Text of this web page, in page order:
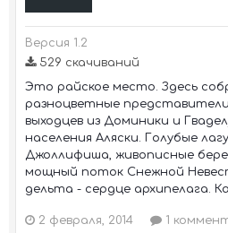
Версия 1.2
529 скачиваний
Это райское место. Здесь
разноцветные
выходцев из Доминики и
населения Аляски. Голубые
Джоллифиша, живописные
мощный поток Снежной
дельта - сердце архипелага.
2 февраля, 2014 1